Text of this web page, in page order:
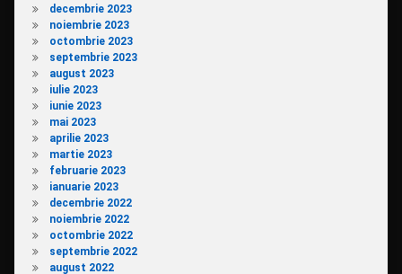
decembrie 2023
noiembrie 2023
octombrie 2023
septembrie 2023
august 2023
iulie 2023
iunie 2023
mai 2023
aprilie 2023
martie 2023
februarie 2023
ianuarie 2023
decembrie 2022
noiembrie 2022
octombrie 2022
septembrie 2022
august 2022